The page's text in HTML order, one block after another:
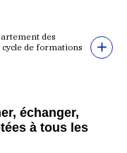
des
de formations
échanger,
à tous les